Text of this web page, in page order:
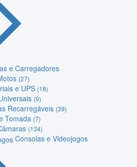
e Carregadores
(27)
e UPS (18)
(9)
Recarregáveis (39)
Tomada (7)
(134)
Consolas e Videojogos